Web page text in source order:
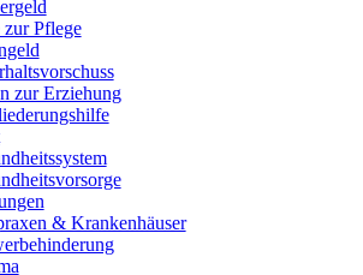
Pflege
zur Erziehung
& Krankenhäuser